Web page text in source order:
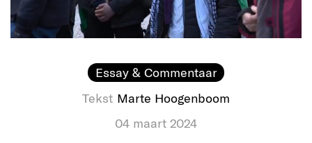
Essay & Commentaar
Tekst Marte Hoogenboom
04 maart 2024